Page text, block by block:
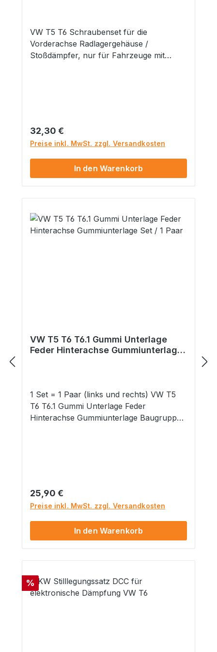
VW T5 T6 Schraubenset für die
Vorderachse Radlagergehäuse /
Stoßdämpfer, nur für Fahrzeuge mit
geeignet für Kinder unter 14 Jahren.
Dieses Produkt hat funktionsbedingt
scharfe Kanten.
Regulärer Preis:
32,30 €
Preise inkl. MwSt. zzgl. Versandkosten
In den Warenkorb
VW T5 T6 T6.1 Gummi Unterlage
Feder Hinterachse Gummiunterlage
1 Set = 1 Paar (links und rechts) VW T5
T6 T6.1 Gummi Unterlage Feder
Hinterachse Gummiunterlage Baugruppe:
Regulärer Preis:
25,90 €
Preise inkl. MwSt. zzgl. Versandkosten
In den Warenkorb
Rabatt
%